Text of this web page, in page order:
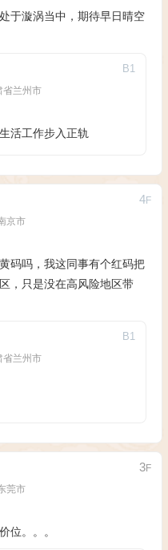
于漩涡当中，期待早日晴空
省兰州市
B1
活工作步入正轨
京市
4F
码吗，我这同事有个红码把
，只是没在高风险地区带
省兰州市
B1
莞市
3F
位。。。